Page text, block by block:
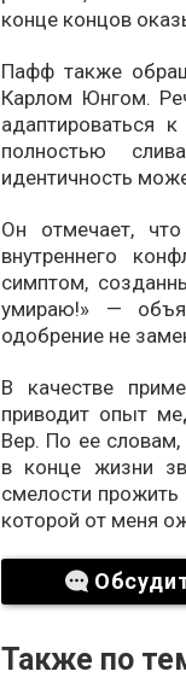
конце концов
Пафф также
Карлом Юнгом.
адаптироваться
полностью
идентичность
Он отмечает, что
внутреннего
симптом,
умираю!» —
одобрение не
В качестве
приводит опыт
Вер. По ее
в конце жизни
смелости
которой от меня
Также по